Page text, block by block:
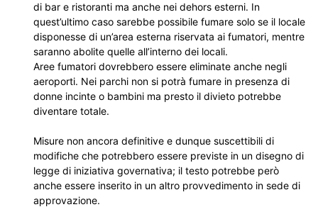
di bar e ristoranti ma anche nei dehors esterni. In
quest’ultimo caso sarebbe possibile fumare solo se il locale
disponesse di un’area esterna riservata ai fumatori, mentre
saranno abolite quelle all’interno dei locali.
Aree fumatori dovrebbero essere eliminate anche negli
aeroporti. Nei parchi non si potrà fumare in presenza di
donne incinte o bambini ma presto il divieto potrebbe
diventare totale.
Misure non ancora definitive e dunque suscettibili di
modifiche che potrebbero essere previste in un disegno di
legge di iniziativa governativa; il testo potrebbe però
anche essere inserito in un altro provvedimento in sede di
approvazione.